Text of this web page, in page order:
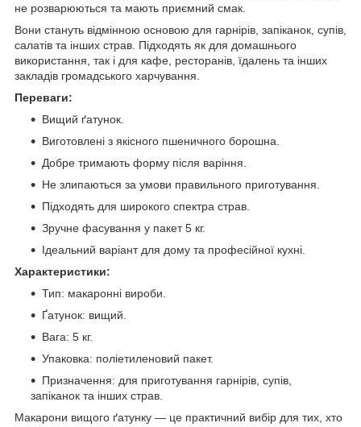
не розварюються та мають приємний смак.
Вони стануть відмінною основою для гарнірів, запіканок, супів,
салатів та інших страв. Підходять як для домашнього
використання, так і для кафе, ресторанів, їдалень та інших
закладів громадського харчування.
Переваги:
Вищий ґатунок.
Виготовлені з якісного пшеничного борошна.
Добре тримають форму після варіння.
Не злипаються за умови правильного приготування.
Підходять для широкого спектра страв.
Зручне фасування у пакет 5 кг.
Ідеальний варіант для дому та професійної кухні.
Характеристики:
Тип: макаронні вироби.
Ґатунок: вищий.
Вага: 5 кг.
Упаковка: поліетиленовий пакет.
Призначення: для приготування гарнірів, супів,
запіканок та інших страв.
Макарони вищого ґатунку — це практичний вибір для тих, хто